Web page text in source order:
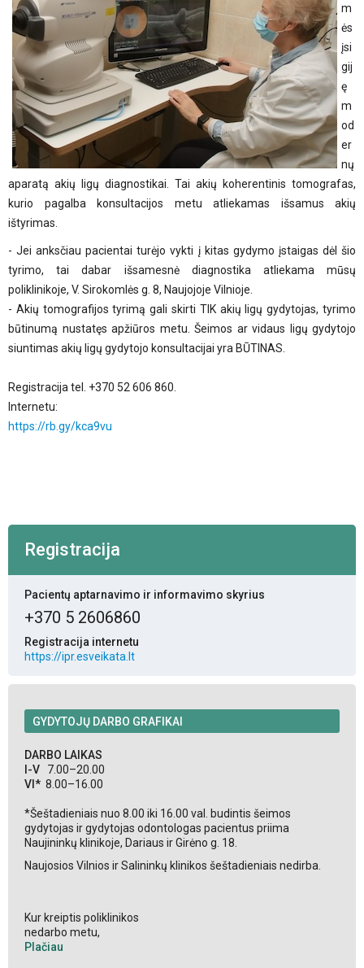
m
ės
įsi
gij
ę
m
od
er
nų
aparatą akių ligų diagnostikai. Tai akių koherentinis tomografas,
kurio pagalba konsultacijos metu atliekamas išsamus akių
ištyrimas.
- Jei anksčiau pacientai turėjo vykti į kitas gydymo įstaigas dėl šio
tyrimo, tai dabar išsamesnė diagnostika atliekama mūsų
poliklinikoje, V. Sirokomlės g. 8, Naujojoje Vilnioje.
- Akių tomografijos tyrimą gali skirti TIK akių ligų gydytojas, tyrimo
būtinumą nustatęs apžiūros metu. Šeimos ar vidaus ligų gydytojo
siuntimas akių ligų gydytojo konsultacijai yra BŪTINAS.
Registracija tel. +370 52 606 860.
Internetu:
https://rb.gy/kca9vu
Registracija
Pacientų aptarnavimo ir informavimo skyrius
+370 5 2606860
Registracija internetu
https://ipr.esveikata.lt
GYDYTOJŲ DARBO GRAFIKAI
DARBO LAIKAS
I-V 7.00–20.00
VI* 8.00–16.00
*Šeštadieniais nuo 8.00 iki 16.00 val. budintis šeimos
gydytojas ir gydytojas odontologas pacientus priima
Naujininkų klinikoje, Dariaus ir Girėno g. 18.
Naujosios Vilnios ir Salininkų klinikos šeštadieniais nedirba.
Kur kreiptis poliklinikos
nedarbo metu,
Plačiau